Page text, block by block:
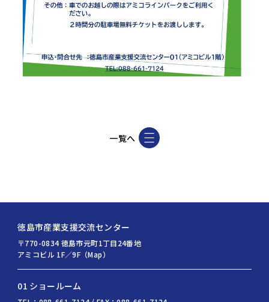
一覧へ
徳島市産業支援交流センター
〒770-0834 徳島市元町1丁目24番地
アミコビル 1F／9F（Map）
01 ショールーム